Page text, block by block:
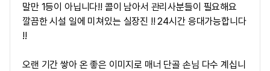
말만 1등이 아닙니다!! 콜이 남아서 관리사분들이 필요해요
깔끔한 시설 일에 미쳐있는 실장진 !! 24시간 응대가능합니다
!!
오랜 기간 쌓아 온 좋은 이미지로 매너 단골 손님 다수 계십니